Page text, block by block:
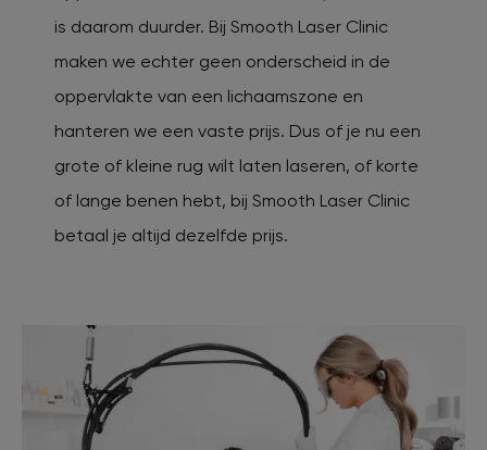
is daarom duurder. Bij Smooth Laser Clinic
maken we echter geen onderscheid in de
oppervlakte van een lichaamszone en
hanteren we een vaste prijs. Dus of je nu een
grote of kleine rug wilt laten laseren, of korte
of lange benen hebt, bij Smooth Laser Clinic
betaal je altijd dezelfde prijs.